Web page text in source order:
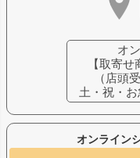
オンライン
オ
【取寄
（店頭
土・祝・